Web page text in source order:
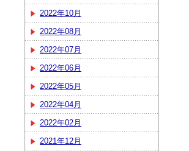
2022年10月
2022年08月
2022年07月
2022年06月
2022年05月
2022年04月
2022年02月
2021年12月